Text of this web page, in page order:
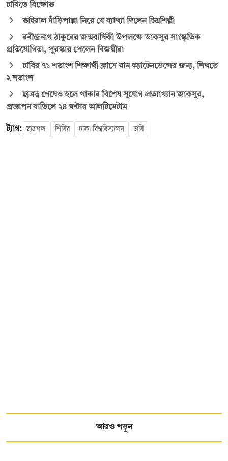
ঢাবিতে বিক্ষোভ
ভাইরাল দাঁড়িপাল্লা নিয়ে যে ব্যাখ্যা দিলেন চিত্রশিল্পী
রবীন্দ্রনাথ ঠাকুরের জন্মবার্ষিকী উপলক্ষে ডাকসুর সাংস্কৃতিক
প্রতিযোগিতা, পুরস্কার পেলেন বিজয়ীরা
ঢাবির ৭১ শতাংশ শিক্ষার্থী ক্লাসে যান অ্যাটেনডেন্সের জন্য, শিখতে
২ শতাংশ
ছাত্রত্ব শেষেও হলে থাকার বিশেষ সুযোগ প্রত্যাখ্যান জাকসুর,
প্রজ্ঞাপন বাতিলে ২৪ ঘণ্টার আলটিমেটাম
ট্যাগ: ছাত্রদল শিবির ঢাকা বিশ্ববিদ্যালয় ঢাবি
আরও পড়ুন